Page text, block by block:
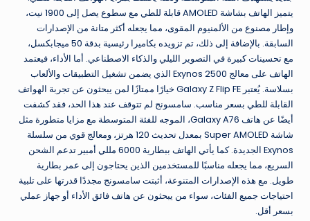
يتميز الهاتف بشاشة AMOLED قابلة للطي مع سطوع يصل إلى 1900 نيت،
وإطار مصنوع من الألمنيوم المقوى، مما يجعله أكثر متانة من الإصدارات
السابقة. بالإضافة إلى ذلك، تم تزويده بكاميرا رئيسية بدقة 50 ميجابكسل،
مع تحسينات كبيرة في التصوير الليلي والذكاء الاصطناعي. أما الأداء، فيعتمد
الهاتف على معالج Exynos 2500 الذي يضمن تشغيل التطبيقات والألعاب
بسلاسة. يُعتبر Galaxy Z Flip FE خيارًا ممتازًا لمن يبحثون عن تجربة الهواتف
القابلة للطي بسعر مناسب. سامسونج لم تتوقف عند هذا الحد، فقد كشفت
أيضًا عن هاتف Galaxy A76، الموجه للفئة المتوسطة مع مزايا متطورة مثل
شاشة Super AMOLED بمعدل تحديث 120 هرتز، ومعالج قوي من سلسلة
Exynos الجديدة. كما يأتي الهاتف ببطارية 6000 مللي أمبير تدعم الشحن
السريع، مما يجعله مناسبًا للمستخدمين الذين يحتاجون إلى عمر بطارية
طويل. مع هذه الإصدارات المتنوعة، أثبتت سامسونج مجددًا قدرتها على تلبية
احتياجات جميع الفئات، سواء من يبحثون عن هاتف فائق الأداء أو جهاز عملي
بسعر أقل.